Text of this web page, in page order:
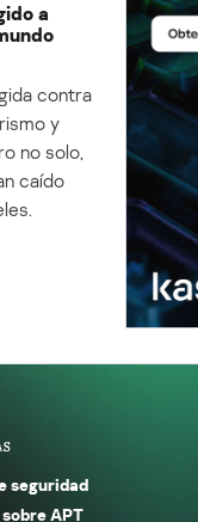
a
contra
y
no solo,
caído
seguridad
APT